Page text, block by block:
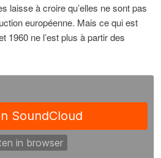
laisse à croire qu’elles ne sont pas
européenne. Mais ce qui est
1960 ne l’est plus à partir des